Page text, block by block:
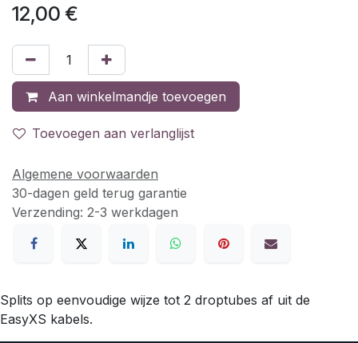
12,00 €
Aan winkelmandje toevoegen
Toevoegen aan verlanglijst
Algemene voorwaarden
30-dagen geld terug garantie
Verzending: 2-3 werkdagen
Splits op eenvoudige wijze tot 2 droptubes af uit de
EasyXS kabels.